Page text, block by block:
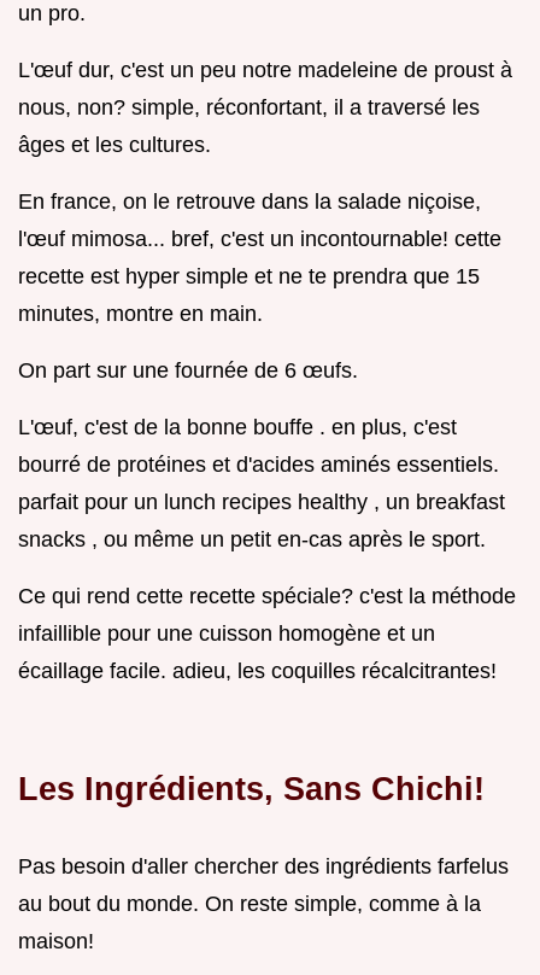
un pro.
L'œuf dur, c'est un peu notre madeleine de proust à
nous, non? simple, réconfortant, il a traversé les
âges et les cultures.
En france, on le retrouve dans la salade niçoise,
l'œuf mimosa... bref, c'est un incontournable! cette
recette est hyper simple et ne te prendra que 15
minutes, montre en main.
On part sur une fournée de 6 œufs.
L'œuf, c'est de la bonne bouffe . en plus, c'est
bourré de protéines et d'acides aminés essentiels.
parfait pour un lunch recipes healthy , un breakfast
snacks , ou même un petit en-cas après le sport.
Ce qui rend cette recette spéciale? c'est la méthode
infaillible pour une cuisson homogène et un
écaillage facile. adieu, les coquilles récalcitrantes!
Les Ingrédients, Sans Chichi!
Pas besoin d'aller chercher des ingrédients farfelus
au bout du monde. On reste simple, comme à la
maison!